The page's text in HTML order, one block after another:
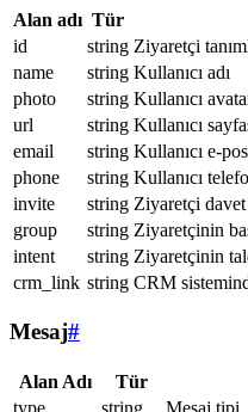
Alan adı Tür
id
string Ziyaretçi
name
string Kullanıcı adı
photo
string Kullanıcı
url
string Kullanıcı
email
string Kullanıcı e-
phone
string Kullanıcı
invite
string Ziyaretçi
group
string Ziyaretçinin
intent
string Ziyaretçinin
crm_link string CRM
Mesaj#
Alan Adı Tür
type
string Mesaj tipi,